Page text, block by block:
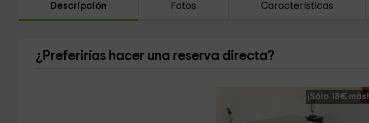
Descripción Fotos Características
¿Preferirías hacer una reserva directa?
¡Sólo 18€ más!